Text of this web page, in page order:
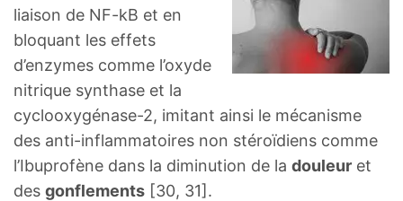
liaison de NF-kB et en
bloquant les effets
d’enzymes comme l’oxyde
nitrique synthase et la
cyclooxygénase-2, imitant ainsi le mécanisme
des anti-inflammatoires non stéroïdiens comme
l’Ibuprofène dans la diminution de la douleur et
des gonflements [30, 31].